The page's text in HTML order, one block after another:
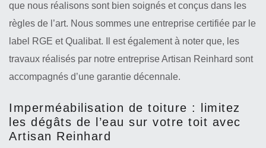
que nous réalisons sont bien soignés et conçus dans les
règles de l’art. Nous sommes une entreprise certifiée par le
label RGE et Qualibat. Il est également à noter que, les
travaux réalisés par notre entreprise Artisan Reinhard sont
accompagnés d’une garantie décennale.
Imperméabilisation de toiture : limitez
les dégâts de l’eau sur votre toit avec
Artisan Reinhard